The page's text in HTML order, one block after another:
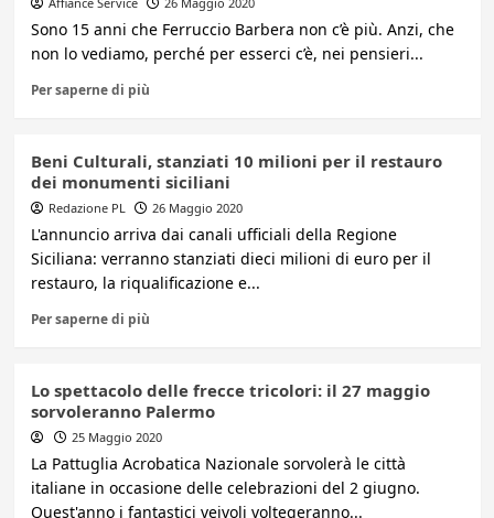
Sono 15 anni che Ferruccio Barbera non c’è più. Anzi, che
non lo vediamo, perché per esserci c’è, nei pensieri...
Per saperne di più
Beni Culturali, stanziati 10 milioni per il restauro
dei monumenti siciliani
Redazione PL 26 Maggio 2020
L'annuncio arriva dai canali ufficiali della Regione
Siciliana: verranno stanziati dieci milioni di euro per il
restauro, la riqualificazione e...
Per saperne di più
Lo spettacolo delle frecce tricolori: il 27 maggio
sorvoleranno Palermo
25 Maggio 2020
La Pattuglia Acrobatica Nazionale sorvolerà le città
italiane in occasione delle celebrazioni del 2 giugno.
Quest'anno i fantastici veivoli voltegeranno...